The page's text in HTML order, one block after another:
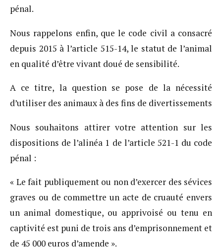
pénal.
Nous rappelons enfin, que le code civil a consacré
depuis 2015 à l’article 515-14, le statut de l’animal
en qualité d’être vivant doué de sensibilité.
A ce titre, la question se pose de la nécessité
d’utiliser des animaux à des fins de divertissements
Nous souhaitons attirer votre attention sur les
dispositions de l’alinéa 1 de l’article 521-1 du code
pénal :
« Le fait publiquement ou non d’exercer des sévices
graves ou de commettre un acte de cruauté envers
un animal domestique, ou apprivoisé ou tenu en
captivité est puni de trois ans d’emprisonnement et
de 45 000 euros d’amende ».